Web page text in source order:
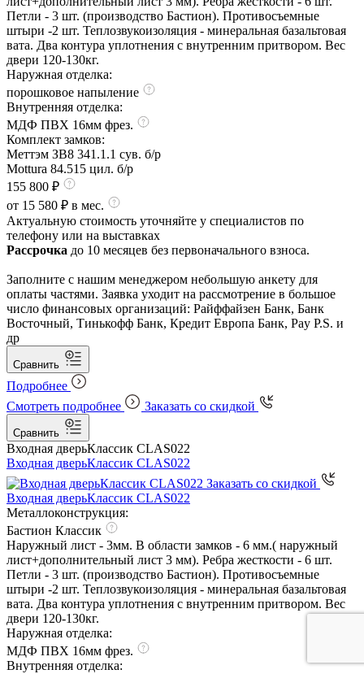
Петли - 3 шт. (производство Бастион). Противосъемные
штыри -2 шт. Теплозвукоизоляция - минеральная базальтовая
вата. Два контура уплотнения с внутренним притвором. Вес
двери 120-130кг.
Наружная отделка:
порошковое напыление
Внутренняя отделка:
МДФ ПВХ 16мм фрез.
Комплект замков:
Меттэм ЗВ8 341.1.1 сув. б/р
Mottura 84.515 цил. б/р
155 800 ₽
от 15 580 ₽ в мес.
Актуальную стоимость уточняйте у специалистов по
телефону или на выставках
Рассрочка до 10 месяцев без первоначального взноса.
Заполните с нашим менеджером небольшую анкету для
оплаты частями. Заявка уходит на рассмотрение в большое
число финансовых организаций: Райффайзен Банк, Банк
Восточный, Тинькофф Банк, Кредит Европа Банк, Pay P.S. и
др
Сравнить
Подробнее
Смотреть подробнее
Заказать со скидкой
Сравнить
Входная дверьКлассик CLAS022
Входная дверьКлассик CLAS022
Заказать со скидкой
Входная дверьКлассик CLAS022
Металлоконструкция:
Бастион Классик
Наружный лист - 3мм. В области замков - 6 мм.( наружный
лист+дополнительный лист 3 мм). Ребра жесткости - 6 шт.
Петли - 3 шт. (производство Бастион). Противосъемные
штыри -2 шт. Теплозвукоизоляция - минеральная базальтовая
вата. Два контура уплотнения с внутренним притвором. Вес
двери 120-130кг.
Наружная отделка:
МДФ ПВХ 16мм фрез.
Внутренняя отделка: